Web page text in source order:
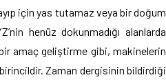
için yas tutamaz veya bir doğum
henüz dokunmadığı alanlarda
amaç geliştirme gibi, makinelerin
Zaman dergisinin bildirdiği